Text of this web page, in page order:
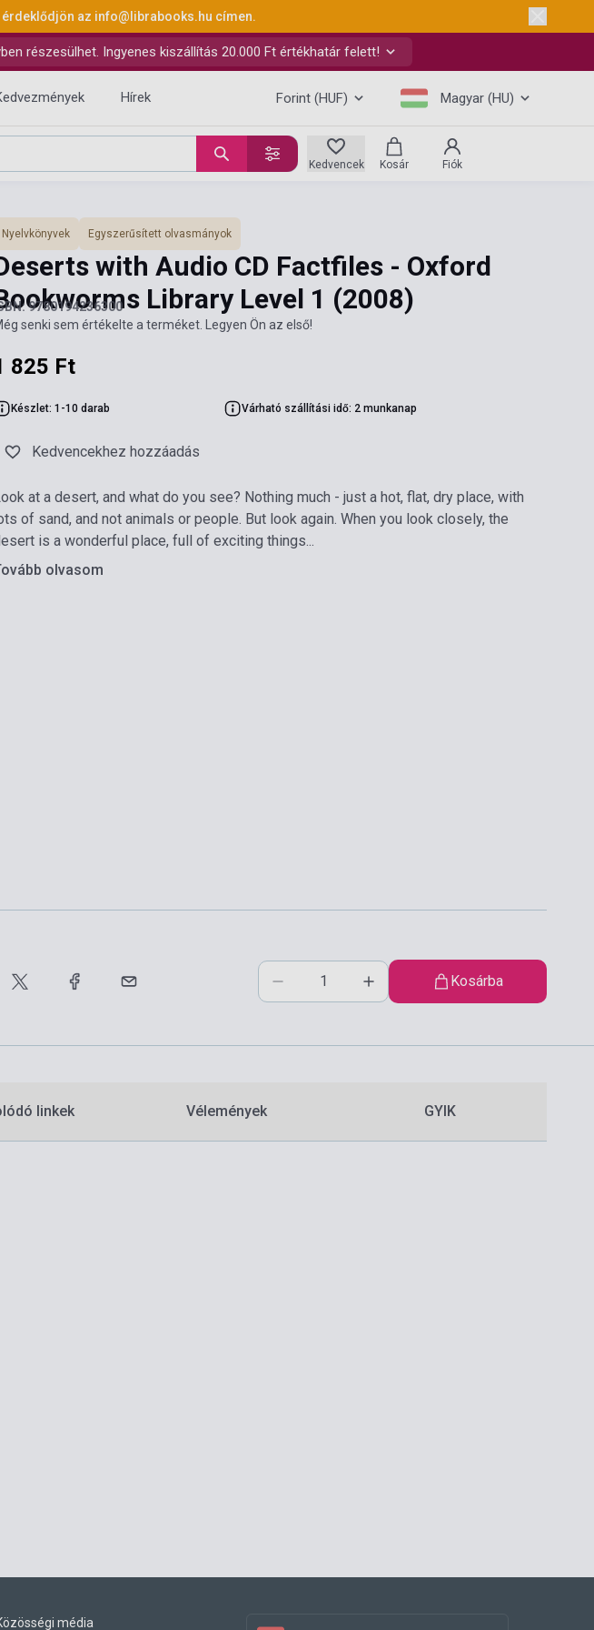
az info@librabooks.hu címen.
részesülhet. Ingyenes kiszállítás 20.000 Ft értékhatár felett!
Hírek Forint (HUF) Magyar (HU)
Kedvencek Kosár Fiók
Nyelvkönyvek Egyszerűsített olvasmányok
with Audio CD Factfiles - Oxford
Library Level 1 (2008)
9780194236300
senki sem értékelte a terméket. Legyen Ön az első!
825 Ft
Készlet: 1-10 darab Várható szállítási idő: 2 munkanap
Kedvencekhez hozzáadás
at a desert, and what do you see? Nothing much - just a hot, flat, dry place, with
of sand, and not animals or people. But look again. When you look closely, the
is a wonderful place, full of exciting things...
olvasom
Kosárba
linkek Vélemények GYIK
média